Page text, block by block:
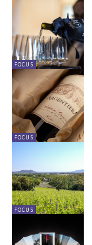
FOCUS
FOCUS
FOCUS